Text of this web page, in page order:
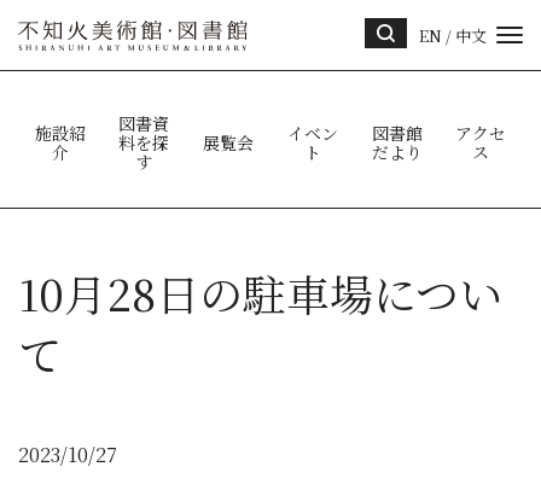
ト内
EN / 中文
施設紹
介
図書資
料を探
す
展覧会
イベン
ト
図書館
だより
アクセ
ス
10月28日の駐車場につい
て
2023/10/27